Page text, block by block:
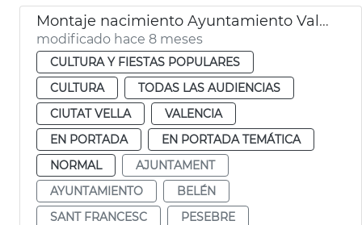
Montaje nacimiento Ayuntamiento València
modificado hace 8 meses
CULTURA Y FIESTAS POPULARES
CULTURA
TODAS LAS AUDIENCIAS
CIUTAT VELLA
VALENCIA
EN PORTADA
EN PORTADA TEMÁTICA
NORMAL
AJUNTAMENT
AYUNTAMIENTO
BELÉN
SANT FRANCESC
PESEBRE